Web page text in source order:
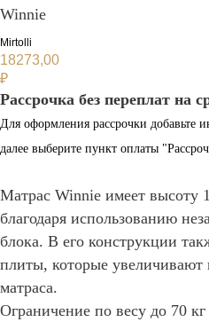
Winnie
Mirtolli
18273,00
₽
Рассрочка без переплат на
Для оформления рассрочки добавьте
далее выберите пункт оплаты
Матрас Winnie имеет высоту
благодаря использованию
блока. В его конструкции
плиты, которые увеличивают
матраса.
Ограничение по весу до 70 кг